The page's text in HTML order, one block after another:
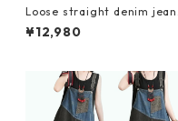
Loose straight denim
D0183
¥12,980